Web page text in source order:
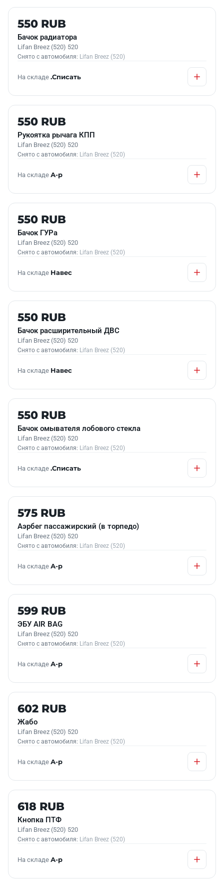
Б/У В НАЛИЧИИ
550 RUB
Бачок радиатора
Lifan Breez (520) 520
Снято с автомобиля: Lifan Breez (520)
На складе .Списать
Б/У В НАЛИЧИИ
550 RUB
Рукоятка рычага КПП
Lifan Breez (520) 520
Снято с автомобиля: Lifan Breez (520)
На складе А-р
Б/У В НАЛИЧИИ
550 RUB
Бачок ГУРа
Lifan Breez (520) 520
Снято с автомобиля: Lifan Breez (520)
На складе Навес
Б/У В НАЛИЧИИ
550 RUB
Бачок расширительный ДВС
Lifan Breez (520) 520
Снято с автомобиля: Lifan Breez (520)
На складе Навес
Б/У В НАЛИЧИИ
550 RUB
Бачок омывателя лобового стекла
Lifan Breez (520) 520
Снято с автомобиля: Lifan Breez (520)
На складе .Списать
Б/У В НАЛИЧИИ
575 RUB
Аэрбег пассажирский (в торпедо)
Lifan Breez (520) 520
Снято с автомобиля: Lifan Breez (520)
На складе А-р
Б/У В НАЛИЧИИ
599 RUB
ЭБУ АIR BAG
Lifan Breez (520) 520
Снято с автомобиля: Lifan Breez (520)
На складе А-р
Б/У В НАЛИЧИИ
602 RUB
Жабо
Lifan Breez (520) 520
Снято с автомобиля: Lifan Breez (520)
На складе А-р
Б/У В НАЛИЧИИ
618 RUB
Кнопка ПТФ
Lifan Breez (520) 520
Снято с автомобиля: Lifan Breez (520)
На складе А-р